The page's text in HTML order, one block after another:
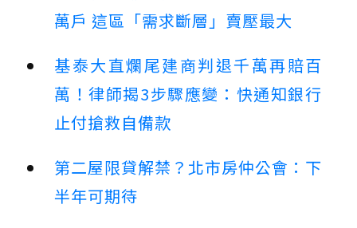
萬戶 這區「需求斷層」賣壓最大
基泰大直爛尾建商判退千萬再賠百
萬！律師揭3步驟應變：快通知銀行
止付搶救自備款
第二屋限貸解禁？北市房仲公會：下
半年可期待